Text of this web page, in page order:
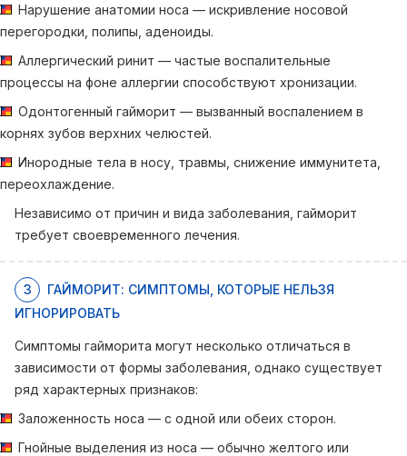
Нарушение анатомии носа — искривление носовой
перегородки, полипы, аденоиды.
Аллергический ринит — частые воспалительные
процессы на фоне аллергии способствуют хронизации.
Одонтогенный гайморит — вызванный воспалением в
корнях зубов верхних челюстей.
Инородные тела в носу, травмы, снижение иммунитета,
переохлаждение.
Независимо от причин и вида заболевания, гайморит
требует своевременного лечения.
3
ГАЙМОРИТ: СИМПТОМЫ, КОТОРЫЕ НЕЛЬЗЯ
ИГНОРИРОВАТЬ
Симптомы гайморита могут несколько отличаться в
зависимости от формы заболевания, однако существует
ряд характерных признаков:
Заложенность носа — с одной или обеих сторон.
Гнойные выделения из носа — обычно желтого или